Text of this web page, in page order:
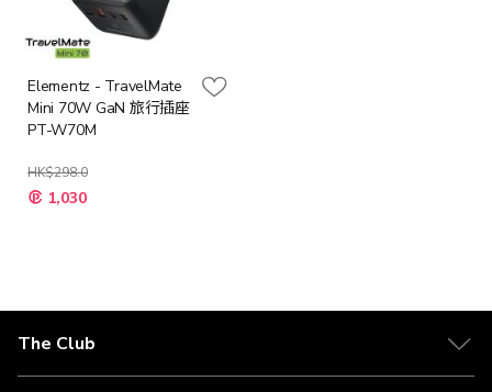
Elementz - TravelMate
Mini 70W GaN 旅行插座
PT-W70M
HK$298.0
特
殊 1,030
The Club
關於 The Club